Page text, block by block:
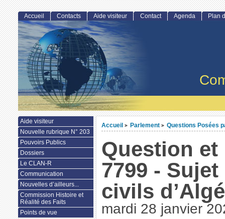
Accueil > Parlement > Questions Posées
Question et
7799 -
civils
mardi 28 janvier
Accueil Contacts Aide visiteur Contact Agenda Plan
Aide visiteur
Nouvelle rubrique N° 203
Pouvoirs Publics
Dossiers
Le CLAN-R
Communication
Nouvelles d’ailleurs...
Commission Histoire et
Réalité des Faits
Points de vue